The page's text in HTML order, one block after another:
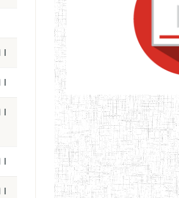
I
I
I
I
I